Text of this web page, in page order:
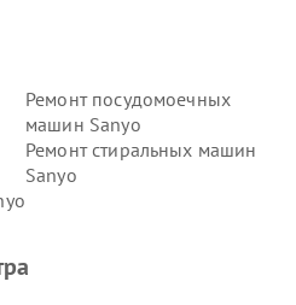
Ремонт посудомоечных
машин Sanyo
Ремонт стиральных машин
Sanyo